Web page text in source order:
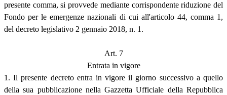
presente comma, si provvede mediante corrispondente riduzione del
Fondo per le emergenze nazionali di cui all'articolo 44, comma 1,
del decreto legislativo 2 gennaio 2018, n. 1.
Art. 7
Entrata in vigore
1. Il presente decreto entra in vigore il giorno successivo a quello
della sua pubblicazione nella Gazzetta Ufficiale della Repubblica